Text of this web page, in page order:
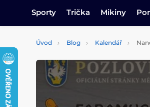
Sporty Trička Mikiny
Úvod Blog Kalendář